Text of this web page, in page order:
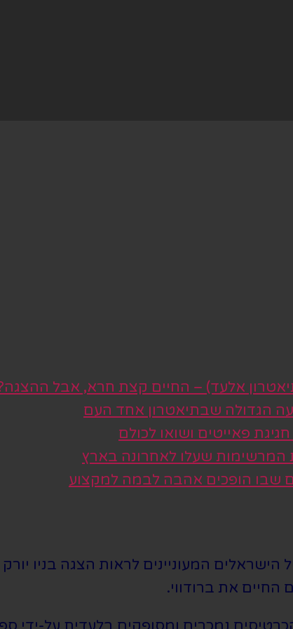
אלעד) – החיים קצת חרא, אבל
הגדולה שבתיאטרון אחד העם
פאייטים ושואו לכולם
המרשימות שעלו לאחרונה בארץ
שבו הופכים אהבה לבמה למקצוע
המעוניינים לראות הצגה בניו
את ברודווי.